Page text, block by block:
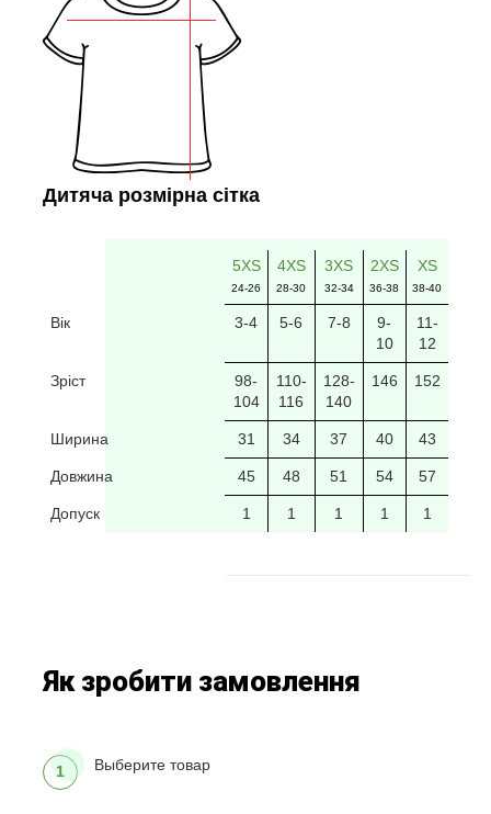
Дитяча розмірна сітка
5XS
24-26
4XS
28-30
3XS
32-34
2XS
36-38
XS
38-40
Вік 3-4 5-6 7-8
9-
10
11-
12
Зріст
98-
104
110-
116
128-
140
146 152
Ширина 31 34 37 40 43
Довжина 45 48 51 54 57
Допуск 1 1 1 1 1
Як зробити замовлення
1 Выберите товар